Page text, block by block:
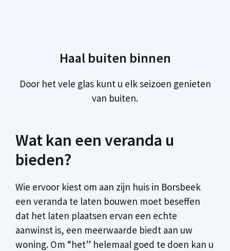
Haal buiten binnen
Door het vele glas kunt u elk seizoen genieten
van buiten.
Wat kan een veranda u
bieden?
Wie ervoor kiest om aan zijn huis in Borsbeek
een veranda te laten bouwen moet beseffen
dat het laten plaatsen ervan een echte
aanwinst is, een meerwaarde biedt aan uw
woning. Om “het” helemaal goed te doen kan u